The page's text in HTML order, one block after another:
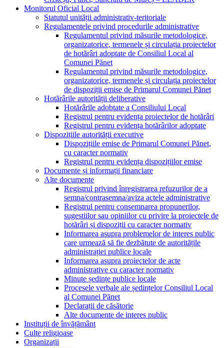
Monitorul Oficial Local
Statutul unității administrativ-teritoriale
Regulamentele privind procedurile administrative
Regulamentul privind măsurile metodologice,
organizatorice, termenele și circulația proiectelor
de hotărâri adoptate de Consiliul Local al
Comunei Pănet
Regulamentul privind măsurile metodologice,
organizatorice, termenele și circulația proiectelor
de dispoziții emise de Primarul Comunei Pănet
Hotărârile autorității deliberative
Hotărârile adobtate a Consiliului Local
Registrul pentru evidența proiectelor de hotărâri
Registrul pentru evidența hotărârilor adoptate
Dispozițiile autorității executive
Dispozițiile emise de Primarul Comunei Pănet,
cu caracter normativ
Registrul pentru evidența dispozițiilor emise
Documente și informații financiare
Alte documente
Registrul privind înregistrarea refuzurilor de a
semna/contrasemna/aviza actele administrative
Registrul pentru consemnarea propunerilor,
sugestiilor sau opiniilor cu privire la proiectele de
hotărâri și dispoziții cu caracter normativ
Informarea asupra problemelor de interes public
care urmează să fie dezbătute de autoritățile
administrației publice locale
Informarea asupra proiectelor de acte
administrative cu caracter normativ
Minute ședințe publice locale
Procesele verbale ale ședințelor Consiliul Local
al Comunei Pănet
Declarații de căsătorie
Alte documente de interes public
Instituții de învățământ
Culte religioase
Organizații